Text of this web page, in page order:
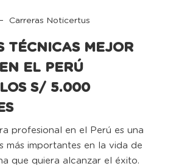
Carreras Noticertus
TÉCNICAS MEJOR
EL PERÚ
S/ 5.000
profesional en el Perú es una
más importantes en la vida de
que quiera alcanzar el éxito.